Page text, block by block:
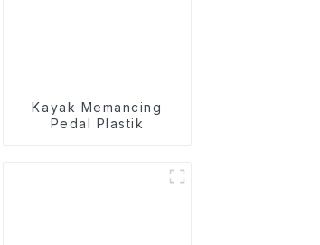
Kayak Memancing
Pedal Plastik